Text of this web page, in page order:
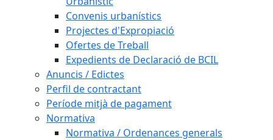
Convenis urbanístics
Projectes d'Expropiació
Ofertes de Treball
Expedients de Declaració de BCIL
Anuncis / Edictes
Perfil de contractant
Període mitjà de pagament
Normativa
Normativa / Ordenances generals